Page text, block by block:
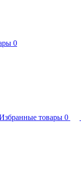
0
товары 0